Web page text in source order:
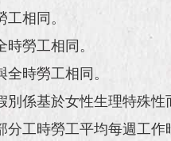
相同。
勞工相同。
時勞工相同。
係基於女性生理特殊
工時勞工平均每週工